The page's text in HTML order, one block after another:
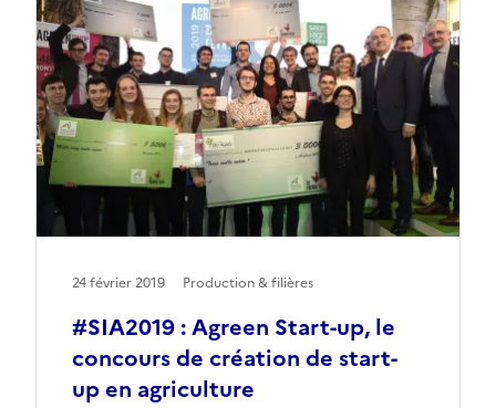
#SIA2019 : Agreen Start-up, le
concours de création de start-
up en agriculture
24 février 2019 Production & filières